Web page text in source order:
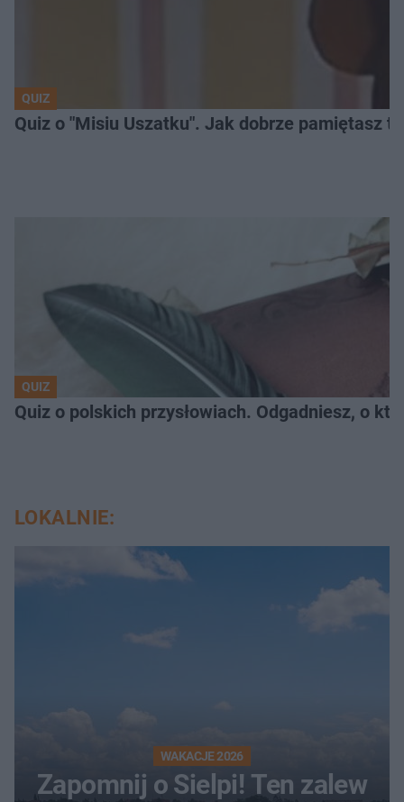
QUIZ
Quiz o "Misiu Uszatku". Jak dobrze pamiętasz
QUIZ
Quiz o polskich przysłowiach. Odgadniesz, o
LOKALNIE:
WAKACJE 2026
Zapomnij o Sielpi! Ten zalew